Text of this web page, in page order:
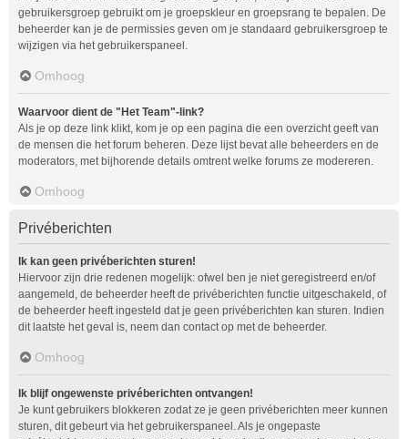
gebruikersgroep gebruikt om je groepskleur en groepsrang te bepalen. De
beheerder kan je de permissies geven om je standaard gebruikersgroep te
wijzigen via het gebruikerspaneel.
Omhoog
Waarvoor dient de "Het Team"-link?
Als je op deze link klikt, kom je op een pagina die een overzicht geeft van
de mensen die het forum beheren. Deze lijst bevat alle beheerders en de
moderators, met bijhorende details omtrent welke forums ze modereren.
Omhoog
Privéberichten
Ik kan geen privéberichten sturen!
Hiervoor zijn drie redenen mogelijk: ofwel ben je niet geregistreerd en/of
aangemeld, de beheerder heeft de privéberichten functie uitgeschakeld, of
de beheerder heeft ingesteld dat je geen privéberichten kan sturen. Indien
dit laatste het geval is, neem dan contact op met de beheerder.
Omhoog
Ik blijf ongewenste privéberichten ontvangen!
Je kunt gebruikers blokkeren zodat ze je geen privéberichten meer kunnen
sturen, dit gebeurt via het gebruikerspaneel. Als je ongepaste